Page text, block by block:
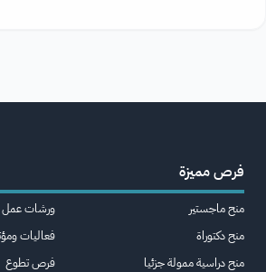
فرص مميزة
منح ماجستير
منح دكتوراة
منح دراسية ممولة جزئيا
ورشات عمل
فعاليات
فرص تطوع